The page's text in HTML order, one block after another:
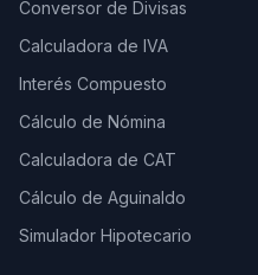
Conversor de Divisas
Calculadora de IVA
Interés Compuesto
Cálculo de Nómina
Calculadora de CAT
Cálculo de Aguinaldo
Simulador Hipotecario